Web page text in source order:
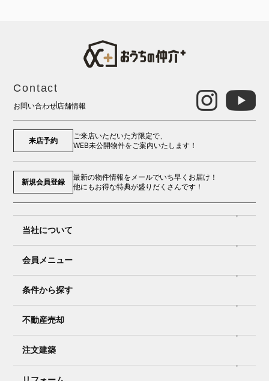
Contact
お問い合わせ店舗情報
来店予約
ご来店いただいた方限定で、
WEB未公開物件をご案内いたします！
新規会員登録
最新の物件情報をメールでいち早くお届け！
他にもお得な特典が盛りだくさんです！
当社について
会員メニュー
条件から探す
不動産売却
注文建築